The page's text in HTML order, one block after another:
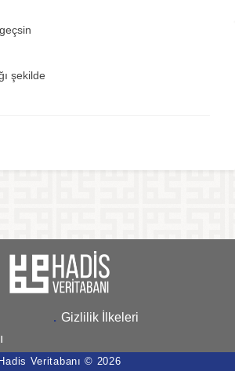
şekilde
. Gizlilik İlkeleri
Hadis Veritabanı © 2026